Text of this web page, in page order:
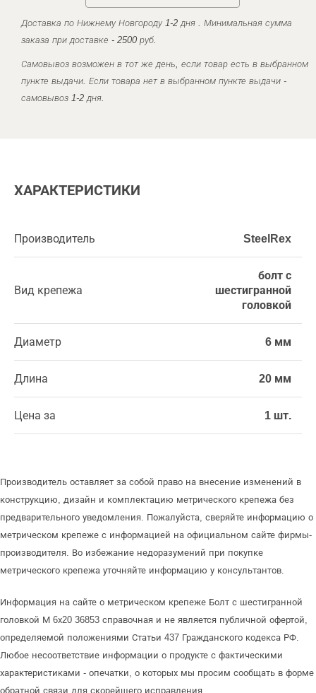
Доставка по Нижнему Новгороду 1-2 дня . Минимальная сумма
заказа при доставке - 2500 руб.
Самовывоз возможен в тот же день, если товар есть в выбранном
пункте выдачи. Если товара нет в выбранном пункте выдачи -
самовывоз 1-2 дня.
ХАРАКТЕРИСТИКИ
Производитель SteelRex
Вид крепежа
болт с
шестигранной
головкой
Диаметр 6 мм
Длина 20 мм
Цена за 1 шт.
Производитель оставляет за собой право на внесение изменений в
конструкцию, дизайн и комплектацию метрического крепежа без
предварительного уведомления. Пожалуйста, сверяйте информацию о
метрическом крепеже с информацией на официальном сайте фирмы-
производителя. Во избежание недоразумений при покупке
метрического крепежа уточняйте информацию у консультантов.
Информация на сайте о метрическом крепеже Болт с шестигранной
головкой М 6х20 36853 справочная и не является публичной офертой,
определяемой положениями Статьи 437 Гражданского кодекса РФ.
Любое несоответствие информации о продукте с фактическими
характеристиками - опечатки, о которых мы просим сообщать в форме
обратной связи для скорейшего исправления.